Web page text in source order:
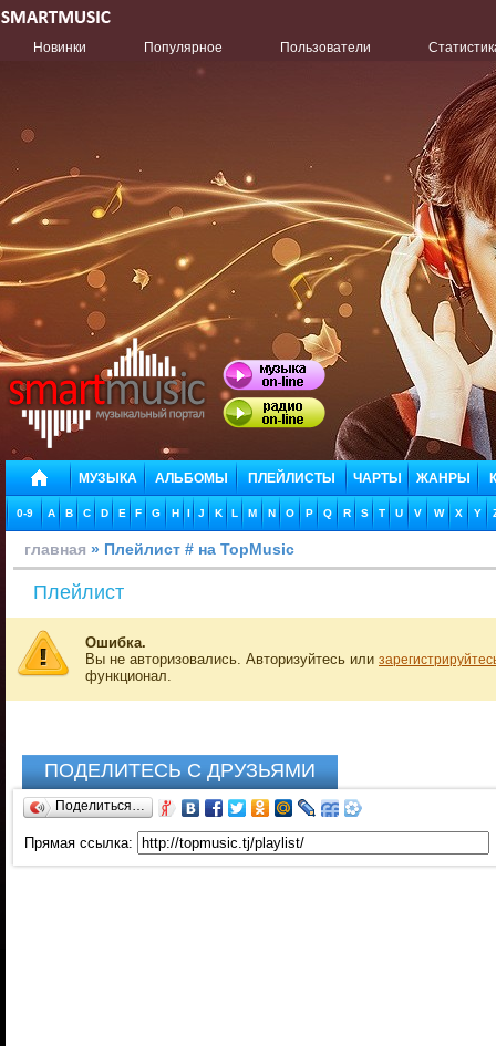
Новинки Популярное Пользователи
МУЗЫКА АЛЬБОМЫ ПЛЕЙЛИСТЫ ЧАРТЫ ЖАНРЫ
0-9 A B C D E F G H I J K L M N O P Q R S T U V W X Y
главная » Плейлист # на TopMusic
Плейлист
Ошибка.
Вы не авторизовались. Авторизуйтесь или
функционал.
ПОДЕЛИТЕСЬ С ДРУЗЬЯМИ
Поделиться…
Прямая ссылка: